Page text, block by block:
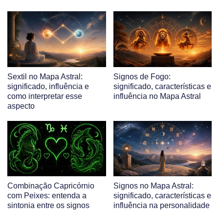
Sextil no Mapa Astral:
significado, influência e
como interpretar esse
aspecto
Signos de Fogo:
significado, características e
influência no Mapa Astral
Combinação Capricórnio
com Peixes: entenda a
sintonia entre os signos
Signos no Mapa Astral:
significado, características e
influência na personalidade